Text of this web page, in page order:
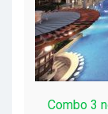
Combo 3